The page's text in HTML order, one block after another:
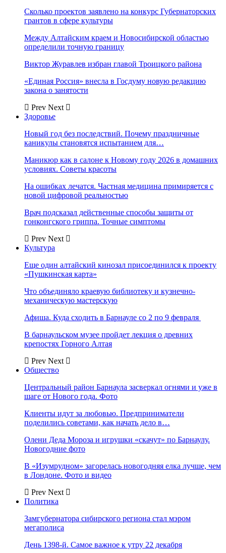
Сколько проектов заявлено на конкурс Губернаторских
грантов в сфере культуры
Между Алтайским краем и Новосибирской областью
определили точную границу
Виктор Журавлев избран главой Троицкого района
«Единая Россия» внесла в Госдуму новую редакцию
закона о занятости
Prev Next
Здоровье
Новый год без последствий. Почему праздничные
каникулы становятся испытанием для…
Маникюр как в салоне к Новому году 2026 в домашних
условиях. Советы красоты
На ошибках лечатся. Частная медицина примиряется с
новой цифровой реальностью
Врач подсказал действенные способы защиты от
гонконгского гриппа. Точные симптомы
Prev Next
Культура
Еще один алтайский кинозал присоединился к проекту
«Пушкинская карта»
Что объединяло краевую библиотеку и кузнечно-
механическую мастерскую
Афиша. Куда сходить в Барнауле со 2 по 9 февраля
В барнаульском музее пройдет лекция о древних
крепостях Горного Алтая
Prev Next
Общество
Центральный район Барнаула засверкал огнями и уже в
шаге от Нового года. Фото
Клиенты идут за любовью. Предприниматели
поделились советами, как начать дело в…
Олени Деда Мороза и игрушки «скачут» по Барнаулу.
Новогодние фото
В «Изумрудном» загорелась новогодняя елка лучше, чем
в Лондоне. Фото и видео
Prev Next
Политика
Замгубернатора сибирского региона стал мэром
мегаполиса
День 1398-й. Самое важное к утру 22 декабря